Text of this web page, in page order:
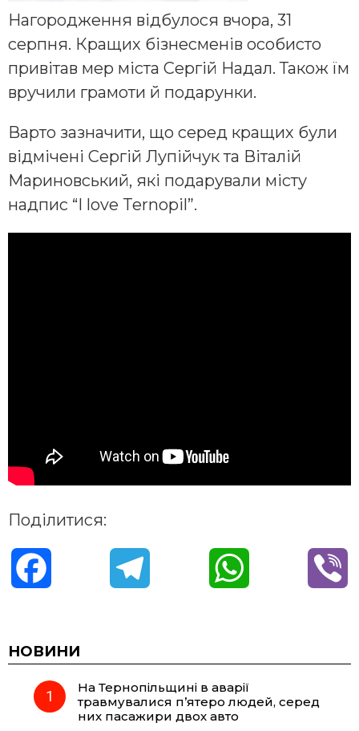
Нагородження відбулося вчора, 31
серпня. Кращих бізнесменів особисто
привітав мер міста Сергій Надал. Також їм
вручили грамоти й подарунки.
Варто зазначити, що серед кращих були
відмічені Сергій Лупійчук та Віталій
Мариновський, які подарували місту
надпис “I love Ternopil”.
Поділитися:
c
e e
НОВИНИ
На Тернопільщині в аварії
травмувалися п’ятеро людей, серед
них пасажири двох авто